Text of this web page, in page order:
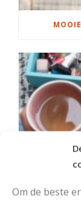
Om de beste